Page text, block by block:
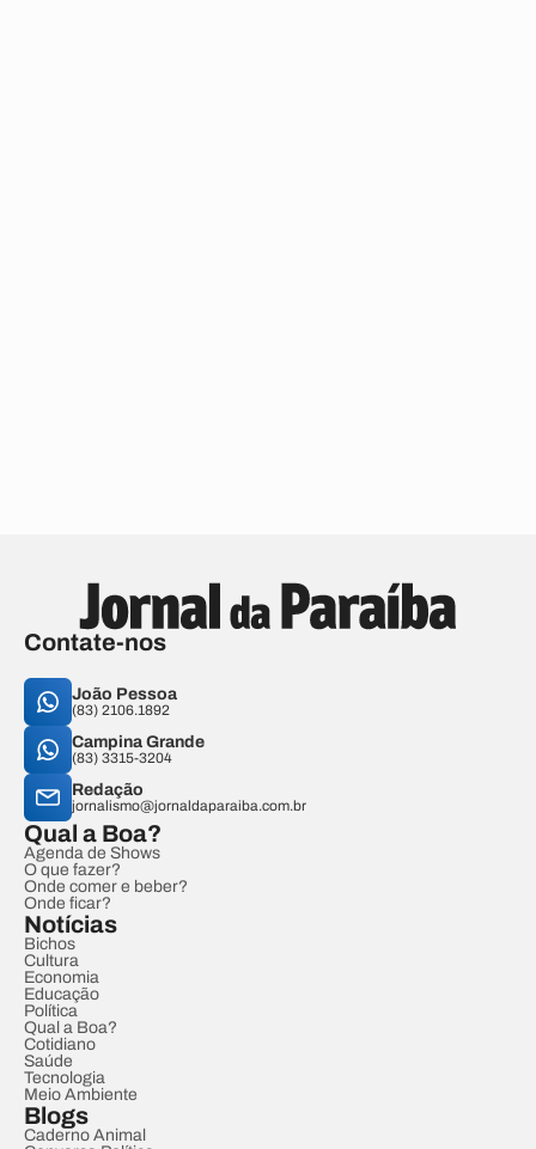
Contate-nos
João Pessoa
(83) 2106.1892
Campina Grande
(83) 3315-3204
Redação
jornalismo@jornaldaparaiba.com.br
Qual a Boa?
Agenda de Shows
O que fazer?
Onde comer e beber?
Onde ficar?
Notícias
Bichos
Cultura
Economia
Educação
Política
Qual a Boa?
Cotidiano
Saúde
Tecnologia
Meio Ambiente
Blogs
Caderno Animal